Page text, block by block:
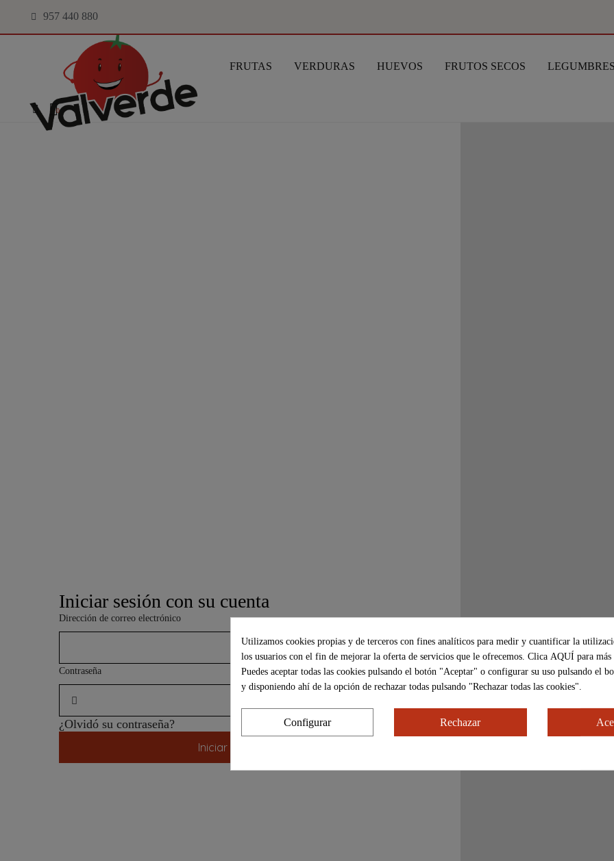
957 440 880
FRUTAS VERDURAS HUEVOS FRUTOS SECOS LEGUMBRES
Iniciar sesión con su cuenta
Dirección de correo electrónico
Contraseña
¿Olvidó su contraseña?
Iniciar sesión
¿Es tú
Utilizamos cookies propias y de terceros con fines analíticos para medir y cuantificar la
los usuarios con el fin de mejorar la oferta de servicios que le ofrecemos. Clica AQUÍ para
Puedes aceptar todas las cookies pulsando el botón "Aceptar" o configurar su uso pulsando el
y disponiendo ahí de la opción de rechazar todas pulsando "Rechazar todas las cookies".
Configurar Rechazar